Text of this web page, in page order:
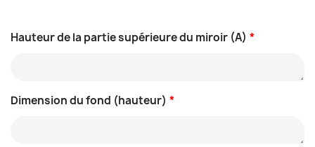
*
Hauteur de la partie supérieure du miroir (A)
*
Dimension du fond (hauteur)